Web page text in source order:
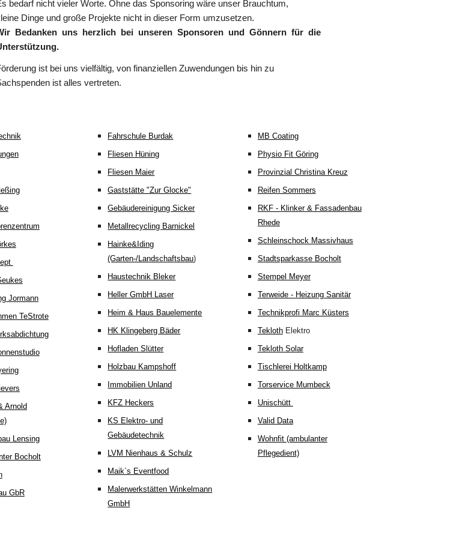
bedarf nicht vieler Worte. Ohne das Sponsoring wäre unser Brauchtum,
Dinge und große Projekte nicht in dieser Form umzusetzen.
Bedanken uns herzlich bei unseren Sponsoren und Gönnern für die
ist bei uns vielfältig, von finanziellen Zuwendungen bis hin zu
ist alles vertreten.
Jormann
TeStrote
Arnold
Lensing
Bocholt
GbR
Fahrschule Burdak
Fliesen Hüning
Fliesen Maier
Gaststätte "Zur Glocke"
Gebäudereinigung Sicker
Metallrecycling Barnickel
Hainke&Iding
(Garten-/Landschaftsbau)
Haustechnik Bleker
Heller GmbH Laser
Heim & Haus Bauelemente
HK Klingeberg Bäder
Hofladen Slütter
Holzbau Kampshoff
Immobilien Unland
KFZ Heckers
KS Elektro- und
Gebäudetechnik
LVM Nienhaus & Schulz
Maik`s Eventfood
Malerwerkstätten Winkelmann
GmbH
MB Coating
Physio Fit Göring
Provinzial Christina Kreuz
Reifen Sommers
RKF - Klinker & Fassadenbau
Rhede
Schleinschock Massivhaus
Stadtsparkasse Bocholt
Stempel Meyer
Terweide - Heizung Sanitär
Technikprofi Marc Küsters
TeklothElektro
Tekloth Solar
Tischlerei Holtkamp
Torservice Mumbeck
Unischütt
Valid Data
Wohnfit (ambulanter
Pflegedient)